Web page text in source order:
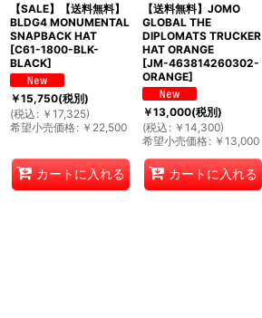
【SALE】【送料無料】
BLDG4 MONUMENTAL
SNAPBACK HAT
[C61-1800-BLK-
BLACK]
￥15,750(税別)
(税込 : ￥ 17,325)
希望小売価格: ￥ 22,500
カートに入れる
【送料無料】JOMO
GLOBAL THE
DIPLOMATS TRUCKER
HAT ORANGE
[JM-463814260302-
ORANGE]
￥13,000(税別)
(税込 : ￥ 14,300)
希望小売価格: ￥ 13,000
カートに入れる